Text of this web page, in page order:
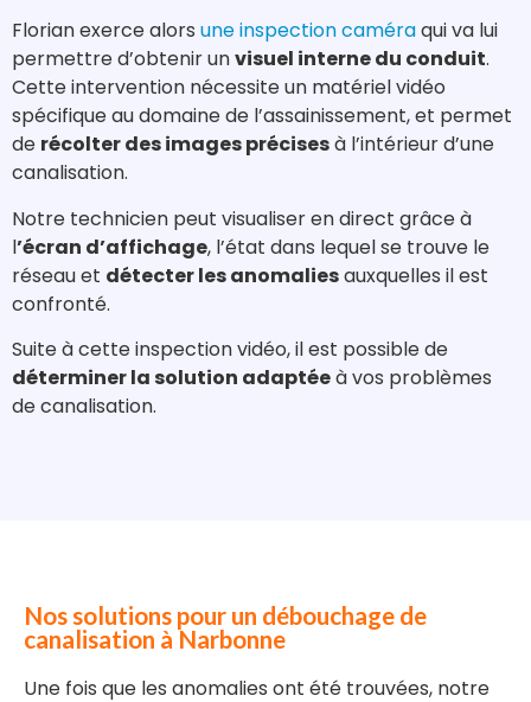
Florian exerce alors une inspection caméraqui va lui
permettre d’obtenir unvisuel interne du conduit.
Cette intervention nécessite un matériel vidéo
spécifique au domaine de l’assainissement, et permet
de récolter des images précisesà l’intérieur d’une
canalisation.
Notre technicien peut visualiser en direct grâce à
l’écran d’affichage, l’état dans lequel se trouve le
réseau et détecter les anomaliesauxquelles il est
confronté.
Suite à cette inspection vidéo, il est possible de
déterminer la solution adaptéeà vos problèmes
de canalisation.
Nos solutions pour un débouchage de
canalisation à Narbonne
Une fois que les anomalies ont été trouvées, notre